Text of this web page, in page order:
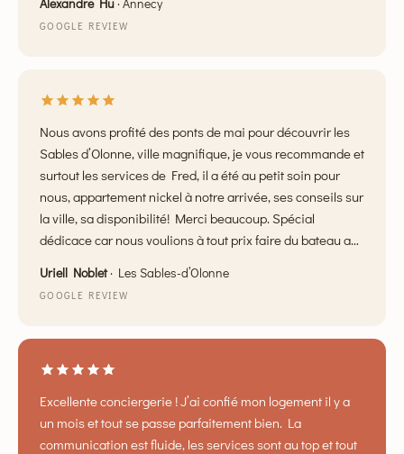
GOOGLE REVIEW
Nous avons profité des ponts de mai pour découvrir les
Sables d’Olonne, ville magnifique, je vous recommande et
surtout les services de Fred, il a été au petit soin pour
nous, appartement nickel à notre arrivée, ses conseils sur
la ville, sa disponibilité! Merci beaucoup. Spécial
dédicace car nous voulions à tout prix faire du bateau au
Uriell Noblet· Les Sables-d’Olonne
GOOGLE REVIEW
Excellente conciergerie ! J’ai confié mon logement il y a
un mois et tout se passe parfaitement bien. La
communication est fluide, les services sont au top et tout